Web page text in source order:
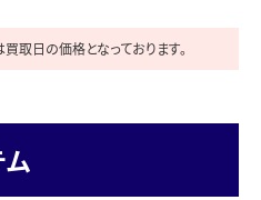
取日の価格となっております。